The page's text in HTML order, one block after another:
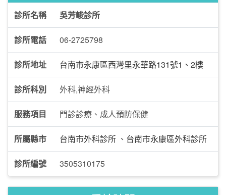
診所名稱 吳芳峻診所
診所電話 06-2725798
診所地址 台南市永康區西灣里永華路131號1、2樓
診所科別 外科,神經外科
服務項目 門診診療、成人預防保健
所屬縣市 台南市外科診所 、 台南市永康區外科診所
診所編號 3505310175